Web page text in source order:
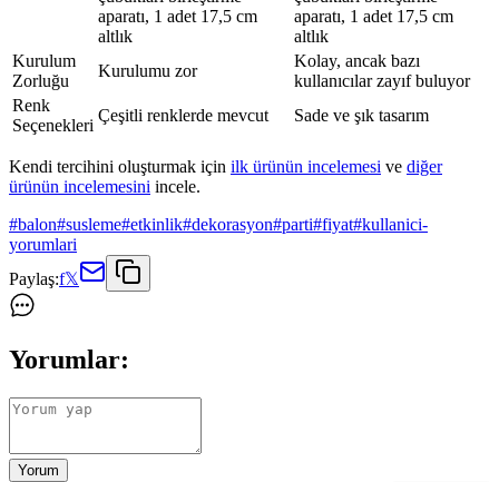
aparatı, 1 adet 17,5 cm
altlık
aparatı, 1 adet 17,5 cm
altlık
Kurulum
Zorluğu
Kurulumu zor
Kolay, ancak bazı
kullanıcılar zayıf buluyor
Renk
Seçenekleri
Çeşitli renklerde mevcut Sade ve şık tasarım
Kendi tercihini oluşturmak için ilk ürünün incelemesi ve diğer
ürünün incelemesini incele.
#balon#susleme#etkinlik#dekorasyon#parti#fiyat#kullanici-
yorumlari
Paylaş:f𝕏
Yorumlar:
Yorum